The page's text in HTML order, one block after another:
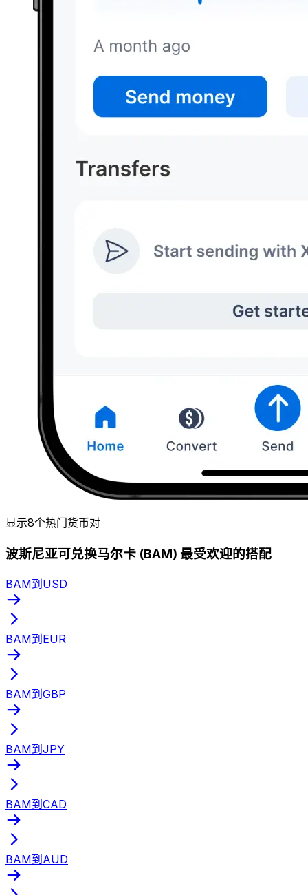
显示8个热门货币对
波斯尼亚可兑换马尔卡 (BAM) 最受欢迎的搭配
BAM到USD
BAM到EUR
BAM到GBP
BAM到JPY
BAM到CAD
BAM到AUD